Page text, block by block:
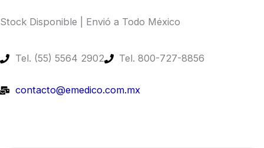
al
Stock Disponible | Envió a Todo México​
Tel. (55) 5564 2902 Tel. 800-727-8856
contacto@emedico.com.mx